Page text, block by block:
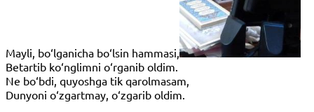
Mayli, bo‘lganicha bo‘lsin hammasi,
Betartib ko‘nglimni o‘rganib oldim.
Ne bo‘bdi, quyoshga tik qarolmasam,
Dunyoni o‘zgartmay, o‘zgarib oldim.